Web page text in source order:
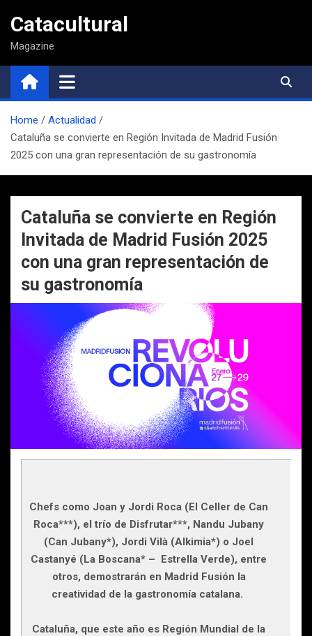
contenido
Catacultural
Magazine
Home
Actualidad
Cataluña se convierte en Región Invitada de Madrid Fusión
2025 con una gran representación de su gastronomía
Cataluña se convierte en Región
Invitada de Madrid Fusión 2025
con una gran representación de
su gastronomía
Chefs como Joan y Jordi Roca (El Celler de Can
Roca***), el trío de Disfrutar***, Nandu Jubany
(Can Jubany*), Jordi Vilà (Alkimia*) o Joel
Castanyé (La Boscana* – Estrella Verde), entre
otros, demostrarán en Madrid Fusión la
creatividad de la gastronomía catalana.
Cataluña, que este año es Región Mundial de la